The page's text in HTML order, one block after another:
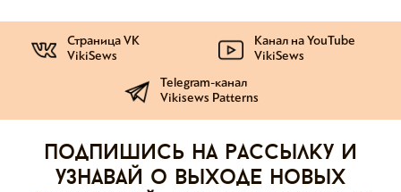
Страница VK
VikiSews
Канал на YouTube
VikiSews
Telegram-канал
Vikisews Patterns
Подпишись на рассылку и
узнавай о выходе новых